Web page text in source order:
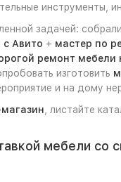
инструменты,
задачей:
Авито + мастер по
ремонт мебели
изготовить
и на дому
, листайте
мебели со